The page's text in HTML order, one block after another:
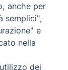
anche per
semplici",
e
nella
dei